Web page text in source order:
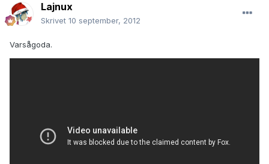
Lajnux
Skrivet 10 september, 2012
Varsågoda.